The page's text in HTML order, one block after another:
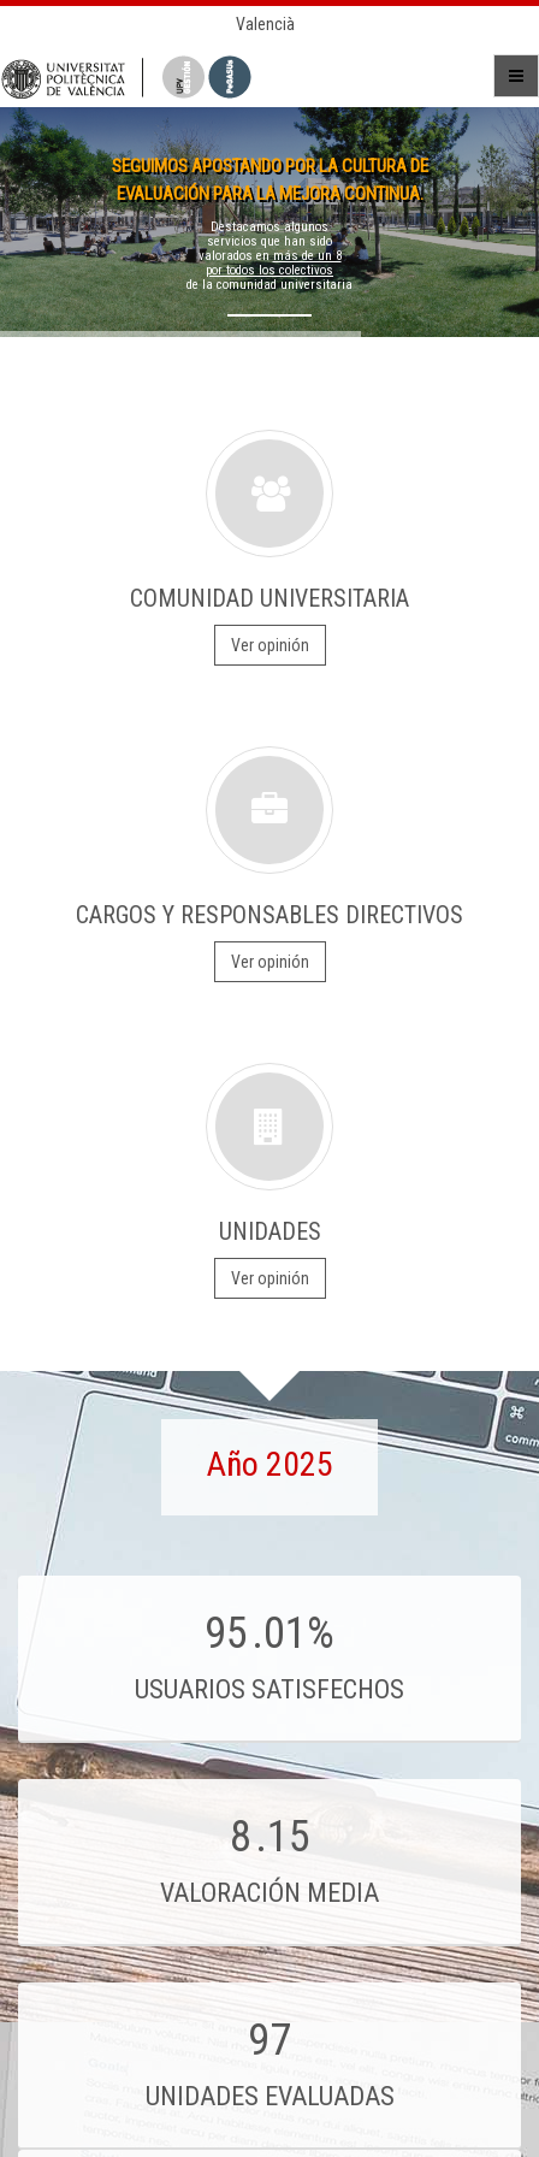
Valencià
SEGUIMOS APOSTANDO POR LA CULTURA DE
EVALUACIÓN PARA LA MEJORA CONTINUA.
Destacamos algunos
servicios que han sido
valorados enmás de un 8
por todos los colectivos
de la comunidad universitaria
COMUNIDAD UNIVERSITARIA
Ver opinión
CARGOS Y RESPONSABLES DIRECTIVOS
Ver opinión
UNIDADES
Ver opinión
Año 2025
95.01%
USUARIOS SATISFECHOS
8.15
VALORACIÓN MEDIA
97
UNIDADES EVALUADAS